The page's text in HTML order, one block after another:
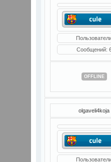
Сообщений:
OFFLINE
olgaveli4koja